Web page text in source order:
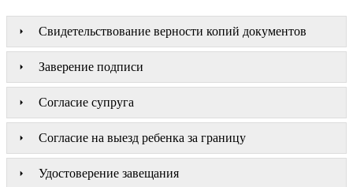
Свидетельствование верности копий документов
Заверение подписи
Согласие супруга
Согласие на выезд ребенка за границу
Удостоверение завещания